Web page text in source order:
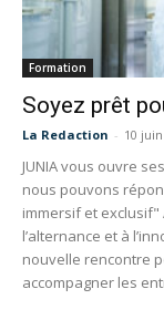
Formation
Soyez prêt
La Redaction - 10
JUNIA vous ouvre
nous pouvons
immersif et
l’alternance et à
nouvelle rencontre
accompagner les